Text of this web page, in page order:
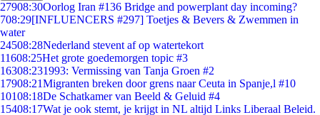
27908:30Oorlog Iran #136 Bridge and powerplant day incoming?
708:29[INFLUENCERS #297] Toetjes & Bevers & Zwemmen in
water
24508:28Nederland stevent af op watertekort
11608:25Het grote goedemorgen topic #3
16308:231993: Vermissing van Tanja Groen #2
17908:21Migranten breken door grens naar Ceuta in Spanje,l #10
10108:18De Schatkamer van Beeld & Geluid #4
15408:17Wat je ook stemt, je krijgt in NL altijd Links Liberaal Beleid.